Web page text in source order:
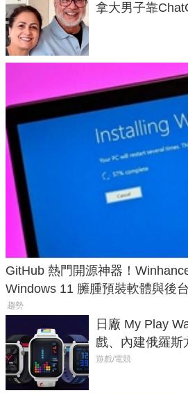
拿大男子靠
GitHub 熱門開源神器！
Windows 11 臃腫預裝軟體與後
趨勢
日廠 My Play
戲、內建俄羅斯
不過竟然不能連
遊戲/電競